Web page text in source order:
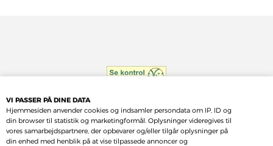
VI PASSER PÅ DINE DATA
Hjemmesiden anvender cookies og indsamler persondata om IP, ID og
din browser til statistik og marketingformål. Oplysninger videregives til
vores samarbejdspartnere, der opbevarer og/eller tilgår oplysninger på
din enhed med henblik på at vise tilpassede annoncer og